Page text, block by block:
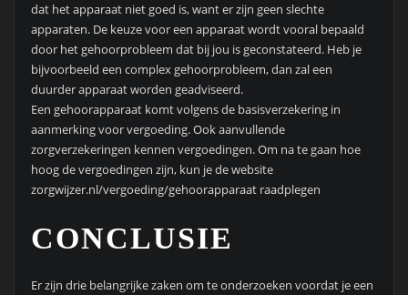
dat het apparaat niet goed is, want er zijn geen slechte
apparaten. De keuze voor een apparaat wordt vooral bepaald
door het gehoorprobleem dat bij jou is geconstateerd. Heb je
bijvoorbeeld een complex gehoorprobleem, dan zal een
duurder apparaat worden geadviseerd.
Een gehoorapparaat komt volgens de basisverzekering in
aanmerking voor vergoeding. Ook aanvullende
zorgverzekeringen kennen vergoedingen. Om na te gaan hoe
hoog de vergoedingen zijn, kun je de website
zorgwijzer.nl/vergoeding/gehoorapparaat raadplegen
CONCLUSIE
Er zijn drie belangrijke zaken om te onderzoeken voordat je een